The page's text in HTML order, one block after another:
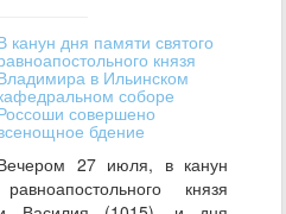
канун дня памяти святого
князя
в Ильинском
соборе
совершено
бдение
27 июля, в канун
князя